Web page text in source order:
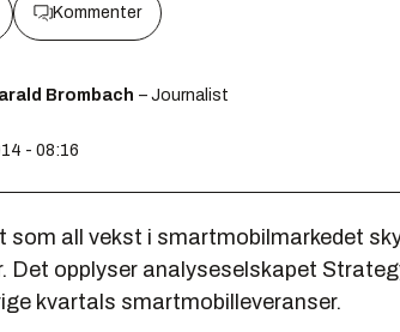
Kommenter
Brombach – Journalist
- 08:16
som all vekst i smartmobilmarkedet
Det opplyser analyseselskapet
kvartals smartmobilleveranser.